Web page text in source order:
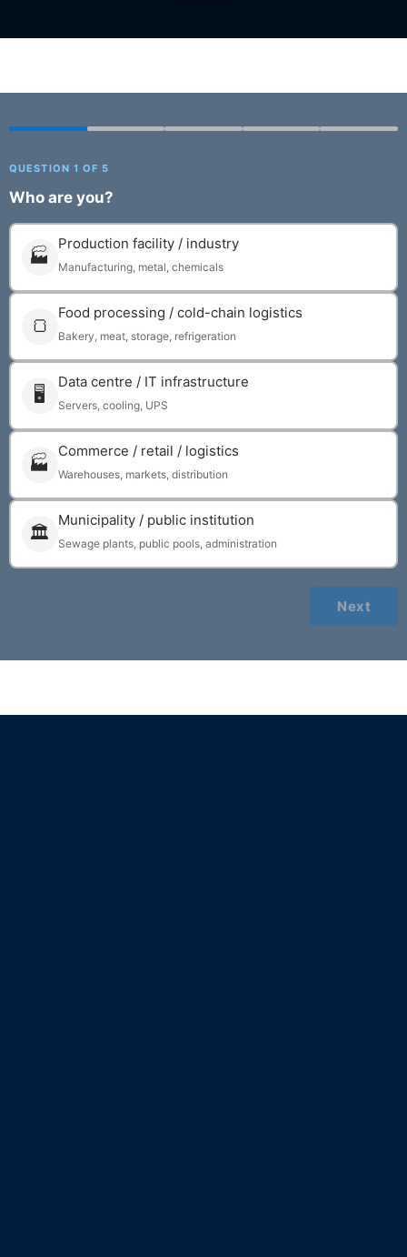
QUESTION 1 OF 5
Who are you?
🏭
Production facility / industry
Manufacturing, metal, chemicals
🍞
Food processing / cold-chain logistics
Bakery, meat, storage, refrigeration
🖥
Data centre / IT infrastructure
Servers, cooling, UPS
🏭
Commerce / retail / logistics
Warehouses, markets, distribution
🏛
Municipality / public institution
Sewage plants, public pools, administration
Next